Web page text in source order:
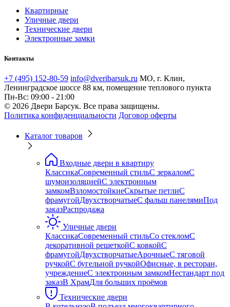
Квартирные
Уличные двери
Технические двери
Электронные замки
Контакты
+7 (495) 152-80-59 info@dveribarsuk.ru МО, г. Клин,
Ленинградское шоссе 88 км, помещение теплового пункта
Пн-Вс: 09:00 - 21:00
© 2026 Двери Барсук. Все права защищены.
Политика конфиденциальности Договор оферты
Каталог товаров
Входные двери в квартиру
КлассикаСовременный стильС зеркаломС
шумоизоляциейС электронным
замкомВзломостойкиеСкрытые петлиС
фрамугойДвухстворчатыеС фальш панелямиПод
заказРаспродажа
Уличные двери
КлассикаСовременный стильСо стекломС
декоративной решеткойС ковкойС
фрамугойДвухстворчатыеАрочныеС тяговой
ручкойС бугельной ручкойОфисные, в ресторан,
учреждениеС электронным замкомНестандарт под
заказВ ХрамДля больших проёмов
Технические двери